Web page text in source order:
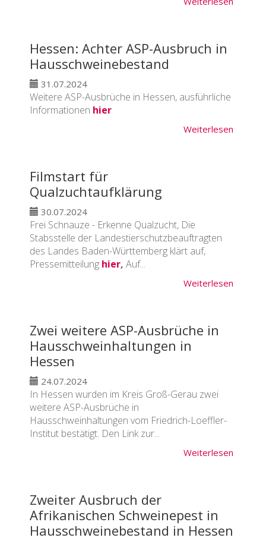
Hessen: Achter ASP-Ausbruch in
Hausschweinebestand
31.07.2024
Weitere ASP-Ausbrüche in Hessen, ausführliche
Informationen hier
Weiterlesen
Filmstart für
Qualzuchtaufklärung
30.07.2024
Frei Schnauze - Erkenne Qualzucht, Die
Stabsstelle der Landestierschutzbeauftragten
des Landes Baden-Württemberg klärt auf,
Pressemitteilung hier, Auf...
Weiterlesen
Zwei weitere ASP-Ausbrüche in
Hausschweinhaltungen in
Hessen
24.07.2024
In Hessen wurden im Kreis Groß-Gerau zwei
weitere ASP-Ausbrüche in
Hausschweinhaltungen vom Friedrich-Loeffler-
Institut bestätigt. Den Link zur...
Weiterlesen
Zweiter Ausbruch der
Afrikanischen Schweinepest in
Hausschweinebestand in Hessen